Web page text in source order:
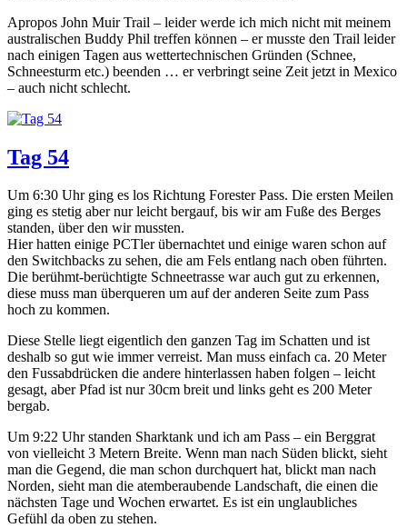
Apropos John Muir Trail – leider werde ich mich nicht mit meinem
australischen Buddy Phil treffen können – er musste den Trail leider
nach einigen Tagen aus wettertechnischen Gründen (Schnee,
Schneesturm etc.) beenden … er verbringt seine Zeit jetzt in Mexico
– auch nicht schlecht.
Tag 54
Um 6:30 Uhr ging es los Richtung Forester Pass. Die ersten Meilen
ging es stetig aber nur leicht bergauf, bis wir am Fuße des Berges
standen, über den wir mussten.
Hier hatten einige PCTler übernachtet und einige waren schon auf
den Switchbacks zu sehen, die am Fels entlang nach oben führten.
Die berühmt-berüchtigte Schneetrasse war auch gut zu erkennen,
diese muss man überqueren um auf der anderen Seite zum Pass
hoch zu kommen.
Diese Stelle liegt eigentlich den ganzen Tag im Schatten und ist
deshalb so gut wie immer verreist. Man muss einfach ca. 20 Meter
den Fussabdrücken die andere hinterlassen haben folgen – leicht
gesagt, aber Pfad ist nur 30cm breit und links geht es 200 Meter
bergab.
Um 9:22 Uhr standen Sharktank und ich am Pass – ein Berggrat
von vielleicht 3 Metern Breite. Wenn man nach Süden blickt, sieht
man die Gegend, die man schon durchquert hat, blickt man nach
Norden, sieht man die atemberaubende Landschaft, die einen die
nächsten Tage und Wochen erwartet. Es ist ein unglaubliches
Gefühl da oben zu stehen.